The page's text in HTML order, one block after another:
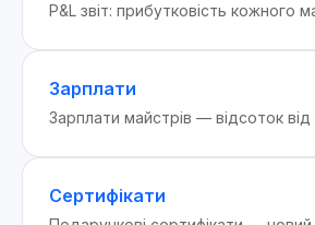
P&L звіт: прибутковість кожного
Зарплати
Зарплати майстрів — відсоток
Сертифікати